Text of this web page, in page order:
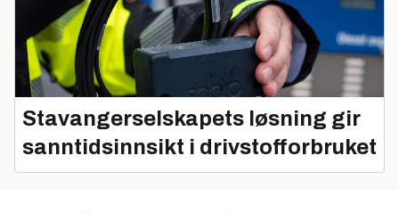
Stavangerselskapets løsning gir
sanntidsinnsikt i drivstofforbruket